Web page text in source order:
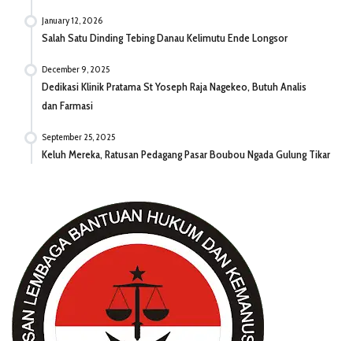
January 12, 2026
Salah Satu Dinding Tebing Danau Kelimutu Ende Longsor
December 9, 2025
Dedikasi Klinik Pratama St Yoseph Raja Nagekeo, Butuh Analis
dan Farmasi
September 25, 2025
Keluh Mereka, Ratusan Pedagang Pasar Boubou Ngada Gulung Tikar